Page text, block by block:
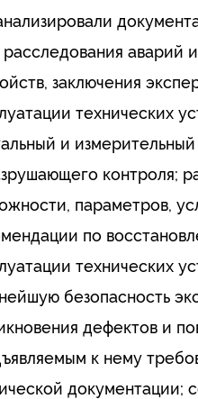
аварий
заключения
технических
и
контроля;
параметров,
по
технических
безопасность
дефектов и
к нему
документации;